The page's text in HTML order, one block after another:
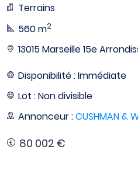
Terrains
560 m2
13015 Marseille 15e
Disponibilité : Immédiate
Lot : Non divisible
Annonceur :CUSHMAN &
80 002 €